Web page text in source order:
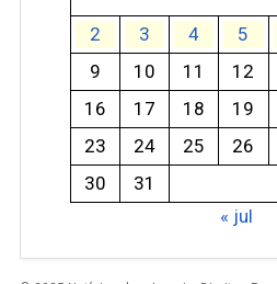
2
3 4 5
9
10 11 12
16
17 18 19
23
24 25 26
30
31
« jul